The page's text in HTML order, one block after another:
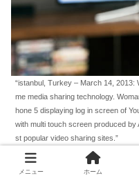
“istanbul, Turkey – March 14, 2013:
me media sharing technology.
hone 5 displaying log in screen of
with multi touch screen produced by
st popular video sharing sites.”
メニュー ホーム